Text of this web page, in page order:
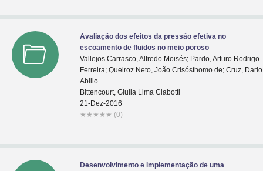
Avaliação dos efeitos da pressão efetiva no
escoamento de fluidos no meio poroso
Vallejos Carrasco, Alfredo Moisés; Pardo, Arturo Rodrigo
Ferreira; Queiroz Neto, João Crisósthomo de; Cruz, Dario
Abilio
Bittencourt, Giulia Lima Ciabotti
21-Dez-2016
★ ★ ★ ★ ★ (0)
Desenvolvimento e implementação de uma